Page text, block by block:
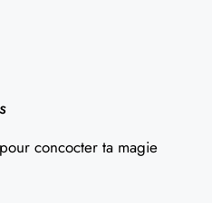
concocter ta magie